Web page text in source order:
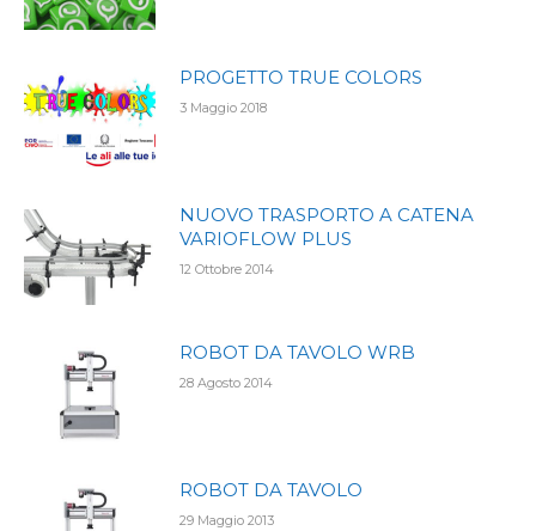
PROGETTO TRUE COLORS
3 Maggio 2018
NUOVO TRASPORTO A CATENA
VARIOFLOW PLUS
12 Ottobre 2014
ROBOT DA TAVOLO WRB
28 Agosto 2014
ROBOT DA TAVOLO
29 Maggio 2013